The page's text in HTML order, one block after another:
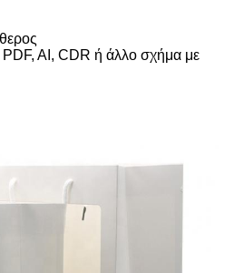
PDF, AI, CDR ή άλλο σχήμα με